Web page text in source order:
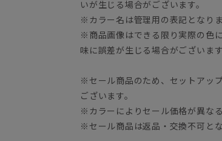
いが生じる場合がございます。
※カラー名は管理用の表記となり
※商品画像はできる限り実際の色
味に誤差が生じる場合がございま
※セール商品のため、セットアッ
ございます。
※カラーによりセール価格が異な
※セール商品は返品・交換不可とな